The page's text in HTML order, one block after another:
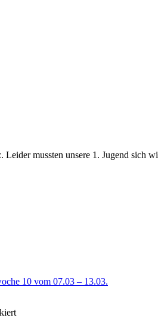
mussten unsere 1. Jugend sich
10 vom 07.03 – 13.03.